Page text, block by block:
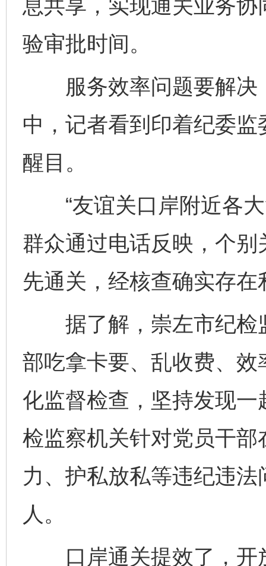
息共享，实现通关业务
验审批时间。
服务效率问题要解决
中，记者看到印着纪委
醒目。
“友谊关口岸附近各大
群众通过电话反映，个
先通关，经核查确实存
据了解，崇左市纪检
部吃拿卡要、乱收费、
化监督检查，坚持发现
检监察机关针对党员干
力、护私放私等违纪违
人。
口岸通关提效了，开